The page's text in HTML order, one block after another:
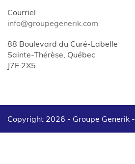
Courriel
info@groupegenerik.com
88 Boulevard du Curé-Labelle
Sainte-Thérèse, Québec
J7E 2X5
Copyright 2026 - Groupe Generik -